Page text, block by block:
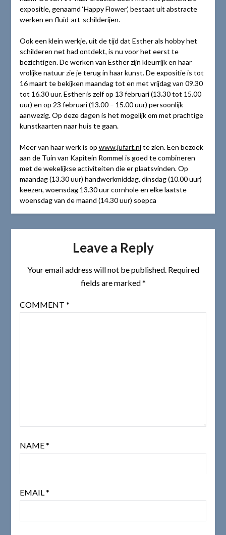
expositie, genaamd ‘Happy Flower’, bestaat uit abstracte
werken en fluid-art-schilderijen.
Ook een klein werkje, uit de tijd dat Esther als hobby het
schilderen net had ontdekt, is nu voor het eerst te
bezichtigen. De werken van Esther zijn kleurrijk en haar
vrolijke natuur zie je terug in haar kunst. De expositie is tot
16 maart te bekijken maandag tot en met vrijdag van 09.30
tot 16.30 uur. Esther is zelf op 13 februari (13.30 tot 15.00
uur) en op 23 februari (13.00 – 15.00 uur) persoonlijk
aanwezig. Op deze dagen is het mogelijk om met prachtige
kunstkaarten naar huis te gaan.
Meer van haar werk is op www.jufart.nl te zien. Een bezoek
aan de Tuin van Kapitein Rommel is goed te combineren
met de wekelijkse activiteiten die er plaatsvinden. Op
maandag (13.30 uur) handwerkmiddag, dinsdag (10.00 uur)
keezen, woensdag 13.30 uur cornhole en elke laatste
woensdag van de maand (14.30 uur) soepca
Leave a Reply
Your email address will not be published. Required
fields are marked*
COMMENT *
NAME*
EMAIL*